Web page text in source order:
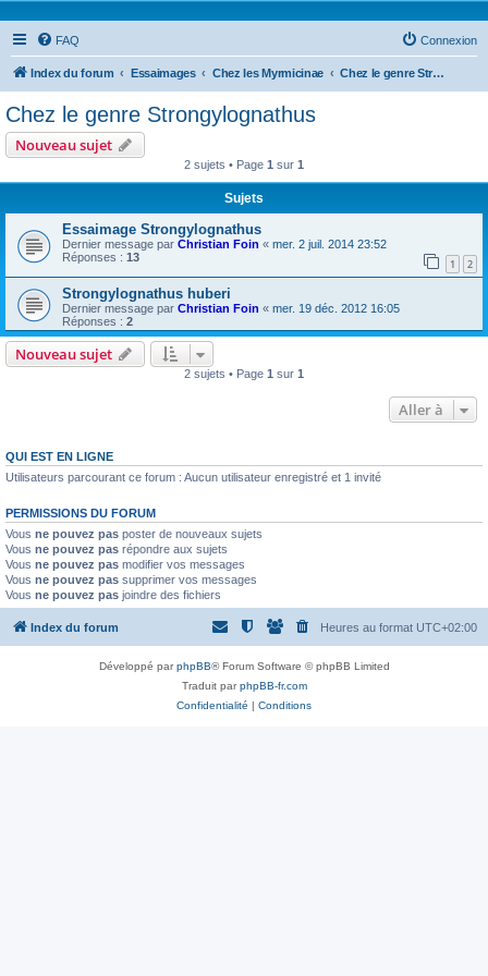
FAQ Connexion
Index du forum Essaimages Chez les Myrmicinae Chez le genre Strongylognathus
Chez le genre Strongylognathus
Nouveau sujet
2 sujets • Page 1 sur 1
Sujets
Essaimage Strongylognathus
Dernier message par Christian Foin « mer. 2 juil. 2014 23:52
Réponses : 13 1 2
Strongylognathus huberi
Dernier message par Christian Foin « mer. 19 déc. 2012 16:05
Réponses : 2
Nouveau sujet
2 sujets • Page 1 sur 1
Aller à
QUI EST EN LIGNE
Utilisateurs parcourant ce forum : Aucun utilisateur enregistré et 1 invité
PERMISSIONS DU FORUM
Vous ne pouvez pas poster de nouveaux sujets
Vous ne pouvez pas répondre aux sujets
Vous ne pouvez pas modifier vos messages
Vous ne pouvez pas supprimer vos messages
Vous ne pouvez pas joindre des fichiers
Index du forum Heures au format UTC+02:00
Développé parphpBB® Forum Software © phpBB Limited
Traduit parphpBB-fr.com
Confidentialité | Conditions